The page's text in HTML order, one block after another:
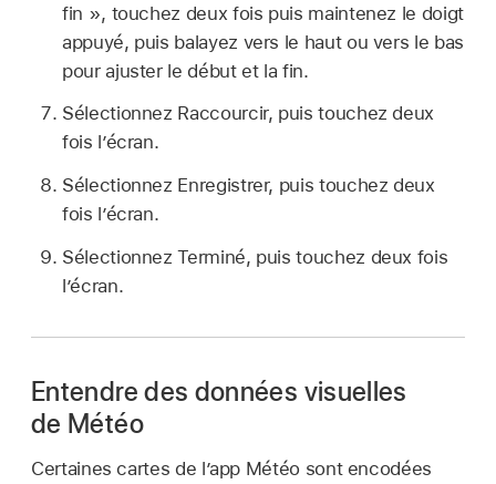
fin », touchez deux fois puis maintenez le doigt
appuyé, puis balayez vers le haut ou vers le bas
pour ajuster le début et la fin.
Sélectionnez Raccourcir, puis touchez deux
fois l’écran.
Sélectionnez Enregistrer, puis touchez deux
fois l’écran.
Sélectionnez Terminé, puis touchez deux fois
l’écran.
Entendre des données visuelles
de Météo
Certaines cartes de l’app Météo sont encodées